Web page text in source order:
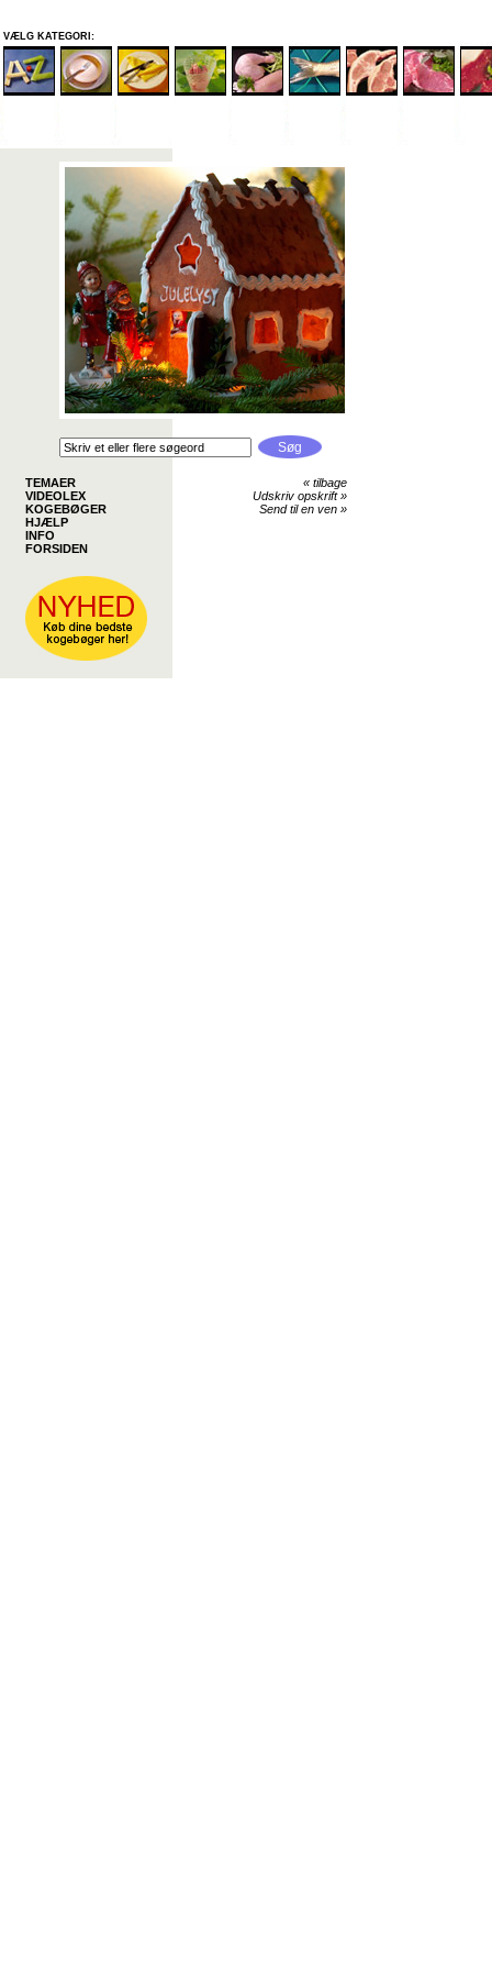
VÆLG KATEGORI:
TEMAER
VIDEOLEX
KOGEBØGER
HJÆLP
INFO
FORSIDEN
« tilbage
Udskriv opskrift»
Send til en ven »